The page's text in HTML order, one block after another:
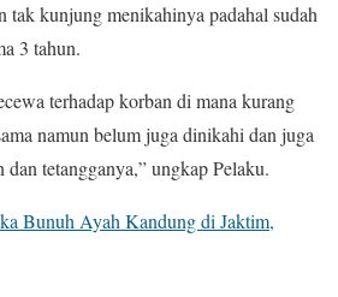
tak kunjung menikahinya padahal sudah
3 tahun.
terhadap korban di mana kurang
namun belum juga dinikahi dan juga
dan tetangganya,” ungkap Pelaku.
Bunuh Ayah Kandung di Jaktim,